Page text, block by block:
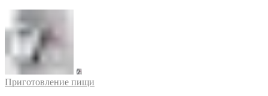
Приготовление пищи